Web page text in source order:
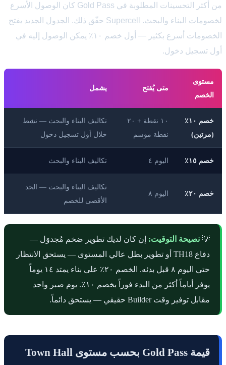
من أكثر التحسينات المطلوبة في Gold Pass كان الوصول الأسرع
لخصومات البناء والبحث. Supercell حقّق ذلك. الجدول الجديد يفتح
الخصومات أسرع بكثير — أول خصم ١٠٪ يمكن الوصول إليه في
أول تسجيل دخول.
مستوى
الخصم
متى يُفتح يشمل
خصم ١٠٪
(مرتين)
١٠ نقطة + ٢٠
نقطة موسم
تكاليف البناء والبحث — نشط
خلال أول تسجيل دخول
خصم ١٥٪ اليوم ٤ تكاليف البناء والبحث
خصم ٢٠٪ اليوم ٨
تكاليف البناء والبحث — الحد
الأقصى للخصم
💡 نصيحة التوقيت: إن كان لديك تطوير ضخم مُجدوَل —
دفاع TH18 أو تطوير بطل عالي المستوى — يستحق الانتظار
حتى اليوم ٨ قبل بدئه. الخصم ٢٠٪ على بناء يمتد ١٤ يوماً
يوفر أياماً أكثر من البدء فوراً بخصم ١٠٪. يوم صبر واحد
مقابل توفير وقت Builder حقيقي — يستحق دائماً.
قيمة Gold Pass بحسب مستوى Town Hall